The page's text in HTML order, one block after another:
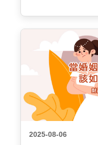
2025-08-06